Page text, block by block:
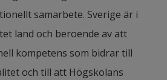
samarbete. Sverige är i
land och beroende av att
kompetens som bidrar till
och till att Högskolans